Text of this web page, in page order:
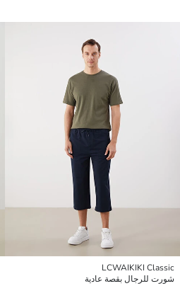
LCWAIKIKI Classic
شورت للرجال بقصة عادية